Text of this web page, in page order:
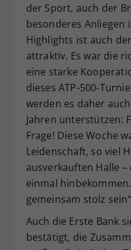
der Sport, auch der
besonderes Anliegen
Highlights ist auch
attraktiv. Es war die
eine starke
dieses ATP-500-
werden es daher
Jahren unterstützen:
Frage! Diese Woche
Leidenschaft, so viel
ausverkauften Halle
einmal
gemeinsam stolz
Auch die Erste Bank
bestätigt, die